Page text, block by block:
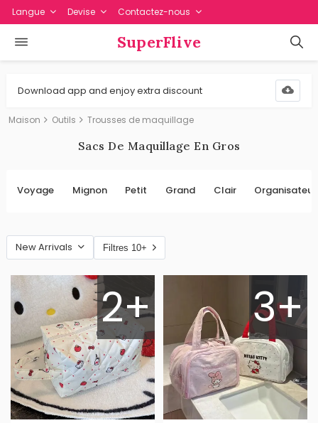
Langue Devise Contactez-nous
SuperFlive
Download app and enjoy extra discount
Maison Outils Trousses de maquillage
Sacs De Maquillage En Gros
Voyage Mignon Petit Grand Clair Organisateur
New Arrivals Filtres 10+
2+ 3+